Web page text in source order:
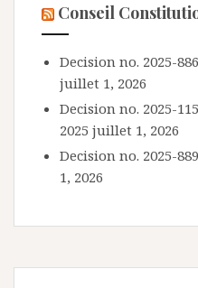
Conseil
Decision no. 2025-
juillet 1, 2026
Decision no. 2025-
2025 juillet 1, 2026
Decision no. 2025-
1, 2026